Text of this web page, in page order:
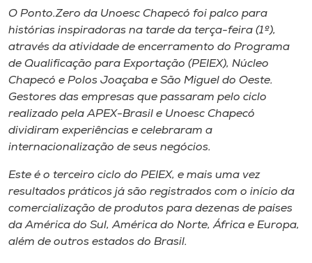
Editora
Rádio
Museu
Unoesc
Store
Selecione
o idioma
O Ponto.Zero da Unoesc Chapecó foi palco para
histórias inspiradoras na tarde da terça-feira (1º),
através da atividade de encerramento do Programa
de Qualificação para Exportação (PEIEX), Núcleo
Chapecó e Polos Joaçaba e São Miguel do Oeste.
Gestores das empresas que passaram pelo ciclo
realizado pela APEX-Brasil e Unoesc Chapecó
dividiram experiências e celebraram a
internacionalização de seus negócios.
Este é o terceiro ciclo do PEIEX, e mais uma vez
resultados práticos já são registrados com o início da
comercialização de produtos para dezenas de países
da América do Sul, América do Norte, África e Europa,
além de outros estados do Brasil.